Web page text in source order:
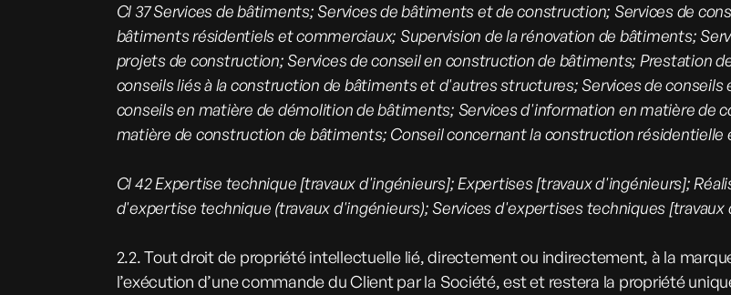
Cl 37 Services de bâtiments; Services de bâtiments et de construction; Services de
bâtiments résidentiels et commerciaux; Supervision de la rénovation de bâtiments;
projets de construction; Services de conseil en construction de bâtiments; Prestation
conseils liés à la construction de bâtiments et d'autres structures; Services de
conseils en matière de démolition de bâtiments; Services d'information en matière de
matière de construction de bâtiments; Conseil concernant la construction résidentielle
Cl 42 Expertise technique [travaux d'ingénieurs]; Expertises [travaux d'ingénieurs];
d'expertise technique (travaux d'ingénieurs); Services d'expertises techniques [travaux
2.2. Tout droit de propriété intellectuelle lié, directement ou indirectement, à la
l’exécution d’une commande du Client par la Société, est et restera la propriété